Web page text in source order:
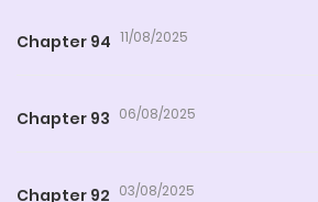
Chapter 94 11/08/2025
Chapter 93 06/08/2025
Chapter 92 03/08/2025